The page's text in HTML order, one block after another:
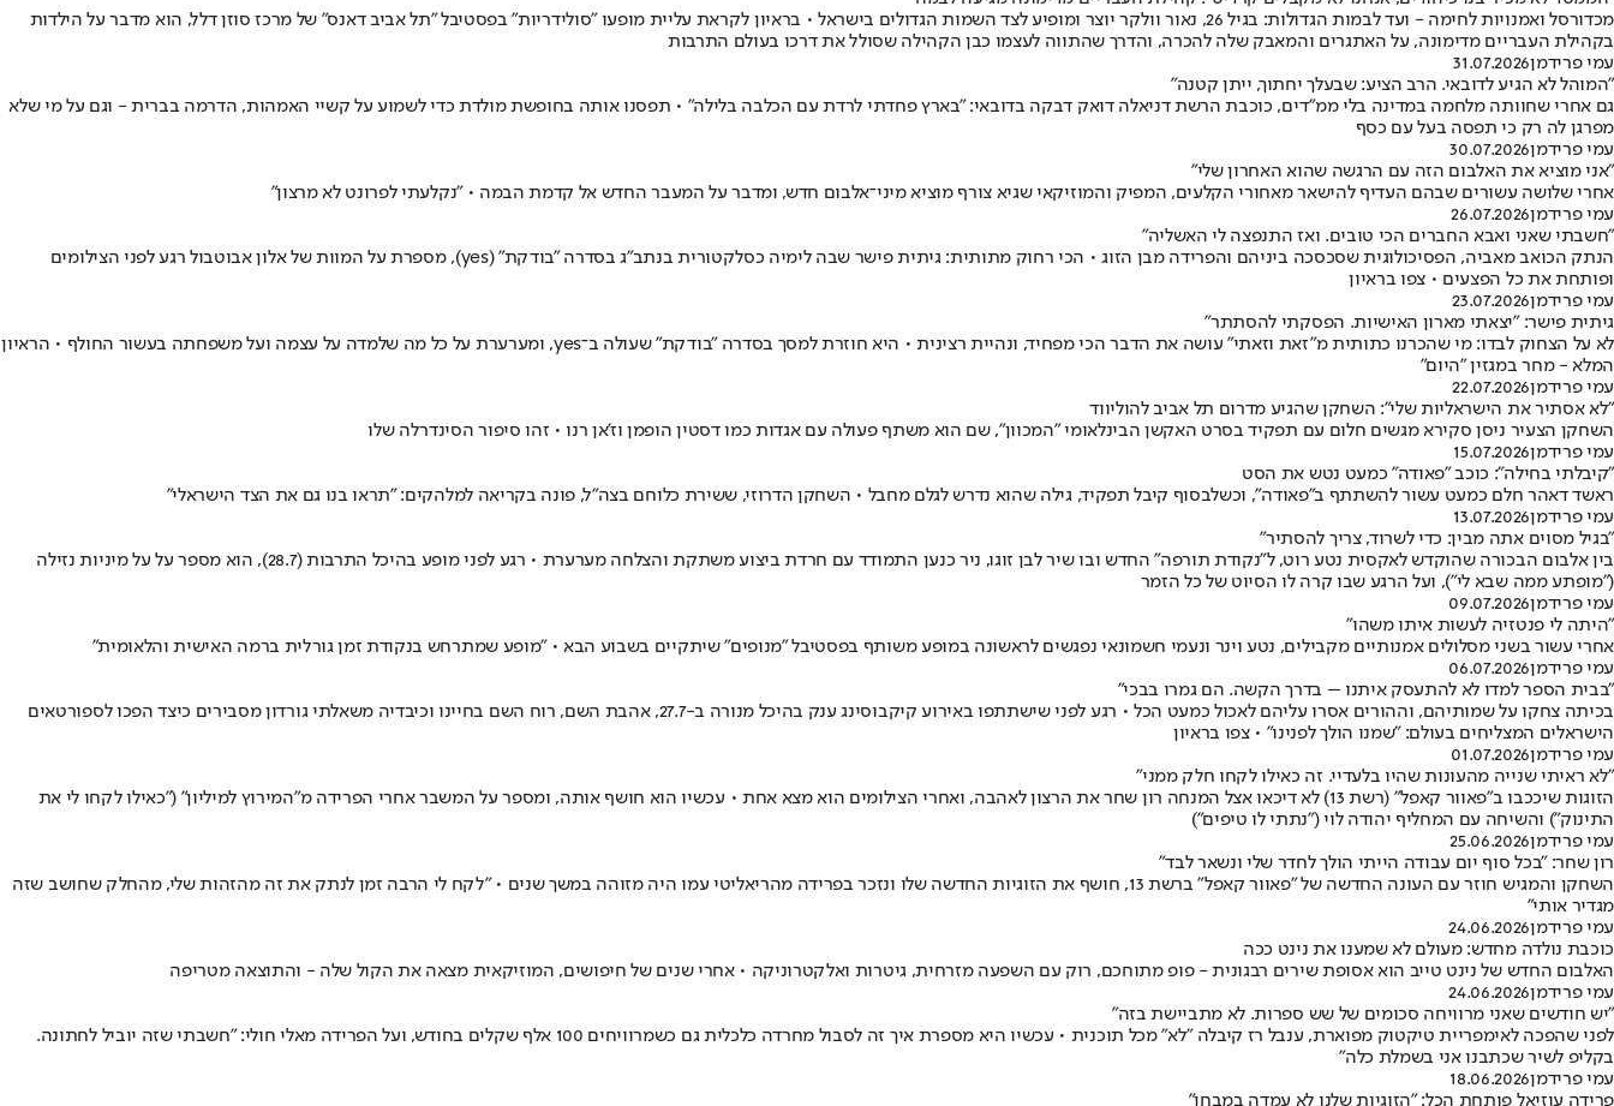
מכדורסל ואמנויות לחימה - ועד לבמות הגדולות: בגיל 26, נאור וולקר יוצר ומופיע לצד השמות הגדולים בישראל • בראיון לקראת עליית מופעו "סולידריות" בפסטיבל "תל אביב דאנס" של מרכז סוזן דלל, הוא מדבר על הילדות
בקהילת העבריים מדימונה, על האתגרים והמאבק שלה להכרה, והדרך שהתווה לעצמו כבן הקהילה שסולל את דרכו בעולם התרבות
עמי פרידמן31.07.2026
"המוהל לא הגיע לדובאי. הרב הציע: שבעלך יחתוך, ייתן קטנה"
גם אחרי שחוותה מלחמה במדינה בלי ממ"דים, כוכבת הרשת דניאלה דואק דבקה בדובאי: "בארץ פחדתי לרדת עם הכלבה בלילה" • תפסנו אותה בחופשת מולדת כדי לשמוע על קשיי האמהות, הדרמה בברית - וגם על מי שלא
מפרגן לה רק כי תפסה בעל עם כסף
עמי פרידמן30.07.2026
"אני מוציא את האלבום הזה עם הרגשה שהוא האחרון שלי"
אחרי שלושה עשורים שבהם העדיף להישאר מאחורי הקלעים, המפיק והמוזיקאי שגיא צורף מוציא מיני־אלבום חדש, ומדבר על המעבר החדש אל קדמת הבמה • "נקלעתי לפרונט לא מרצון"
עמי פרידמן26.07.2026
"חשבתי שאני ואבא החברים הכי טובים. ואז התנפצה לי האשליה"
הנתק הכואב מאביה, הפסיכולוגית שסכסכה ביניהם והפרידה מבן הזוג • הכי רחוק מתותית: גיתית פישר שבה לימיה כסלקטורית בנתב"ג בסדרה "בודקת" (yes), מספרת על המוות של אלון אבוטבול רגע לפני הצילומים
ופותחת את כל הפצעים • צפו בראיון
עמי פרידמן23.07.2026
גיתית פישר: "יצאתי מארון האישיות. הפסקתי להסתתר"
לא על הצחוק לבדו: מי שהכרנו כתותית מ"זאת וזאתי" עושה את הדבר הכי מפחיד, ונהיית רצינית • היא חוזרת למסך בסדרה "בודקת" שעולה ב־yes, ומערערת על כל מה שלמדה על עצמה ועל משפחתה בעשור החולף • הראיון
המלא - מחר במגזין "היום"
עמי פרידמן22.07.2026
"לא אסתיר את הישראליות שלי": השחקן שהגיע מדרום תל אביב להוליווד
השחקן הצעיר ניסן סקירא מגשים חלום עם תפקיד בסרט האקשן הבינלאומי "המכוון", שם הוא משתף פעולה עם אגדות כמו דסטין הופמן וז'אן רנו • זהו סיפור הסינדרלה שלו
עמי פרידמן15.07.2026
"קיבלתי בחילה": כוכב "פאודה" כמעט נטש את הסט
ראשד דאהר חלם כמעט עשור להשתתף ב"פאודה", וכשלבסוף קיבל תפקיד, גילה שהוא נדרש לגלם מחבל • השחקן הדרוזי, ששירת כלוחם בצה"ל, פונה בקריאה למלהקים: "תראו בנו גם את הצד הישראלי"
עמי פרידמן13.07.2026
"בגיל מסוים אתה מבין: כדי לשרוד, צריך להסתיר"
בין אלבום הבכורה שהוקדש לאקסית נטע רוט, ל"נקודת תורפה" החדש ובו שיר לבן זוגו, ניר כנען התמודד עם חרדת ביצוע משתקת והצלחה מערערת • רגע לפני מופע בהיכל התרבות (28.7), הוא מספר על על מיניות נזילה
("מופתע ממה שבא לי"), ועל הרגע שבו קרה לו הסיוט של כל הזמר
עמי פרידמן09.07.2026
"היתה לי פנטזיה לעשות איתו משהו"
אחרי עשור בשני מסלולים אמנותיים מקבילים, נטע וינר ונעמי חשמונאי נפגשים לראשונה במופע משותף בפסטיבל "מנופים" שיתקיים בשבוע הבא • "מופע שמתרחש בנקודת זמן גורלית ברמה האישית והלאומית"
עמי פרידמן06.07.2026
"בבית הספר למדו לא להתעסק איתנו – בדרך הקשה. הם גמרו בבכי"
בכיתה צחקו על שמותיהם, וההורים אסרו עליהם לאכול כמעט הכל • רגע לפני שישתתפו באירוע קיקבוסינג ענק בהיכל מנורה ב-27.7, אהבת השם, רוח השם בחיינו וכיבדיה משאלתי גורדון מסבירים כיצד הפכו לספורטאים
הישראלים המצליחים בעולם: "שמנו הולך לפנינו" • צפו בראיון
עמי פרידמן01.07.2026
"לא ראיתי שנייה מהעונות שהיו בלעדיי. זה כאילו לקחו חלק ממני"
הזוגות שיככבו ב"פאוור קאפל" (רשת 13) לא דיכאו אצל המנחה רון שחר את הרצון לאהבה, ואחרי הצילומים הוא מצא אחת • עכשיו הוא חושף אותה, ומספר על המשבר אחרי הפרידה מ"המירוץ למיליון" ("כאילו לקחו לי את
התינוק") והשיחה עם המחליף יהודה לוי ("נתתי לו טיפים")
עמי פרידמן25.06.2026
רון שחר: "בכל סוף יום עבודה הייתי הולך לחדר שלי ונשאר לבד"
השחקן והמגיש חוזר עם העונה החדשה של "פאוור קאפל" ברשת 13, חושף את הזוגיות החדשה שלו ונזכר בפרידה מהריאליטי עמו היה מזוהה במשך שנים • "לקח לי הרבה זמן לנתק את זה מהזהות שלי, מהחלק שחושב שזה
מגדיר אותי"
עמי פרידמן24.06.2026
כוכבת נולדה מחדש: מעולם לא שמענו את נינט ככה
האלבום החדש של נינט טייב הוא אסופת שירים רבגונית - פופ מתוחכם, רוק עם השפעה מזרחית, גיטרות ואלקטרוניקה • אחרי שנים של חיפושים, המוזיקאית מצאה את הקול שלה - והתוצאה מטריפה
עמי פרידמן24.06.2026
"יש חודשים שאני מרוויחה סכומים של שש ספרות. לא מתביישת בזה"
לפני שהפכה לאימפריית טיקטוק מפוארת, ענבל רז קיבלה "לא" מכל תוכנית • עכשיו היא מספרת איך זה לסבול מחרדה כלכלית גם כשמרוויחים 100 אלף שקלים בחודש, ועל הפרידה מאלי חולי: "חשבתי שזה יוביל לחתונה.
בקליפ לשיר שכתבנו אני בשמלת כלה"
עמי פרידמן18.06.2026
פרידה עוזיאל פותחת הכל: "הזוגיות שלנו לא עמדה במבחן"